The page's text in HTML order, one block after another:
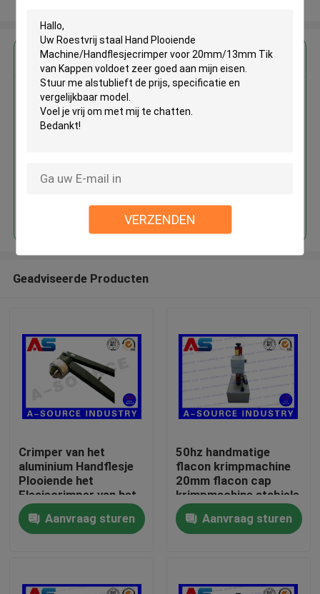
VERZENDEN
Huis
Ongeveer ons
Krijg de beste prijs voor
Roestvrij staal Hand Plooiende
Machine/Handflesjecrimper voor
Doorgaan
Geadviseerde Producten
Crimper van het
aluminium Handflesje
Plooiende het
Flesjecrimper van het
Hulpmiddelglas voor
Scheur van GLB
Aanvraag sturen
50hz handmatige
flacon krimpmachine
20mm flacon cap
krimpmachine stabiele
prestaties AC220V
flacon krimpmachine
Aanvraag sturen